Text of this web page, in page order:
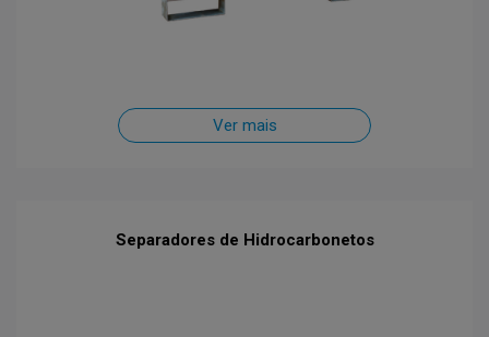
Ver mais
Separadores de Hidrocarbonetos